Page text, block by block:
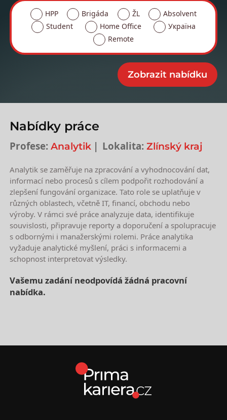
HPP Brigáda ŽL
Absolvent
Student
Home Office
Україна
Remote
Nabídky práce
Profese: Analytik Lokalita: Zlínský kraj
Analytik se zaměřuje na zpracování a vyhodnocování dat,
informací nebo procesů s cílem podpořit rozhodování a
zlepšení fungování organizace. Tato role se uplatňuje v
různých oblastech, včetně IT, financí, obchodu nebo
výroby. V rámci své práce analyzuje data, identifikuje
souvislosti, připravuje reporty a doporučení a spolupracuje
s odbornými i manažerskými rolemi. Práce analytika
vyžaduje analytické myšlení, práci s informacemi a
schopnost interpretovat výsledky.
Vašemu zadání neodpovídá žádná pracovní
nabídka.